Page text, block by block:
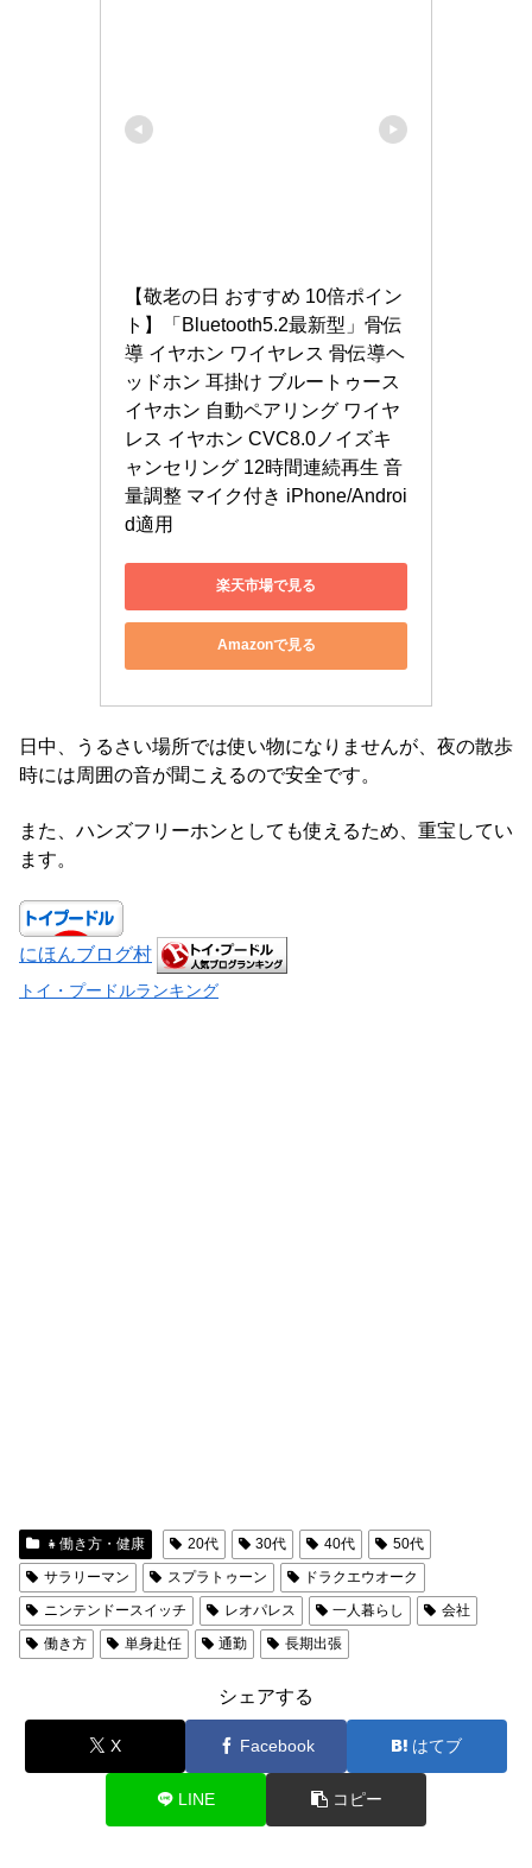
【敬老の日 おすすめ 10倍ポイン
ト】「Bluetooth5.2最新型」骨伝
導 イヤホン ワイヤレス 骨伝導ヘ
ッドホン 耳掛け ブルートゥース
イヤホン 自動ペアリング ワイヤ
レス イヤホン CVC8.0ノイズキ
ャンセリング 12時間連続再生 音
量調整 マイク付き iPhone/Androi
d適用
楽天市場で見る
Amazonで見る
日中、うるさい場所では使い物になりませんが、夜の散歩
時には周囲の音が聞こえるので安全です。
また、ハンズフリーホンとしても使えるため、重宝してい
ます。
にほんブログ村
トイ・プードルランキング
👧働き方・健康 20代 30代 40代
50代
サラリーマン
スプラトゥーン
ドラクエウオーク
ニンテンドースイッチ
レオパレス 一人暮らし
会社
働き方
単身赴任 通勤 長期出張
シェアする
X Facebook はてブ
LINE コピー